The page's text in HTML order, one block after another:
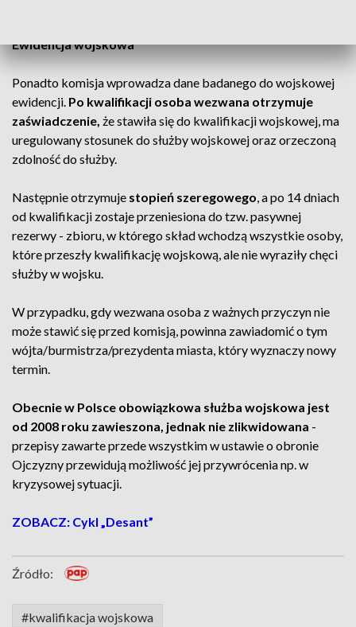
Ewidencja wojskowa
Ponadto komisja wprowadza dane badanego do wojskowej
ewidencji. Po kwalifikacji osoba wezwana otrzymuje
zaświadczenie, że stawiła się do kwalifikacji wojskowej, ma
uregulowany stosunek do służby wojskowej oraz orzeczoną
zdolność do służby.
Następnie otrzymuje stopień szeregowego, a po 14 dniach
od kwalifikacji zostaje przeniesiona do tzw. pasywnej
rezerwy - zbioru, w którego skład wchodzą wszystkie osoby,
które przeszły kwalifikację wojskową, ale nie wyraziły chęci
służby w wojsku.
W przypadku, gdy wezwana osoba z ważnych przyczyn nie
może stawić się przed komisją, powinna zawiadomić o tym
wójta/burmistrza/prezydenta miasta, który wyznaczy nowy
termin.
Obecnie w Polsce obowiązkowa służba wojskowa jest
od 2008 roku zawieszona, jednak nie zlikwidowana -
przepisy zawarte przede wszystkim w ustawie o obronie
Ojczyzny przewidują możliwość jej przywrócenia np. w
kryzysowej sytuacji.
ZOBACZ: Cykl „Desant”
Źródło:
#kwalifikacja wojskowa